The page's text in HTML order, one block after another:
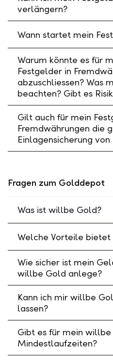
verlängern?
Wann startet mein
Warum könnte es für
Festgelder in
abzuschliessen? Was
beachten? Gibt es
Gilt auch für mein
Fremdwährungen die
Einlagensicherung
Fragen zum Golddepot
Was ist willbe Gold?
Welche Vorteile
Wie sicher ist mein
willbe Gold anlege?
Kann ich mir willbe
lassen?
Gibt es für mein
Mindestlaufzeiten?